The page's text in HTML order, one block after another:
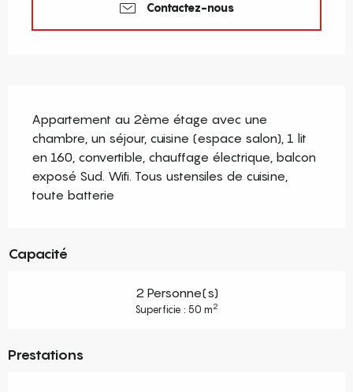
Contactez-nous
Appartement au 2ème étage avec une
chambre, un séjour, cuisine (espace salon), 1 lit
en 160, convertible, chauffage électrique, balcon
exposé Sud. Wifi. Tous ustensiles de cuisine,
toute batterie
Capacité
2 Personne(s)
Superficie : 50 m2
Prestations